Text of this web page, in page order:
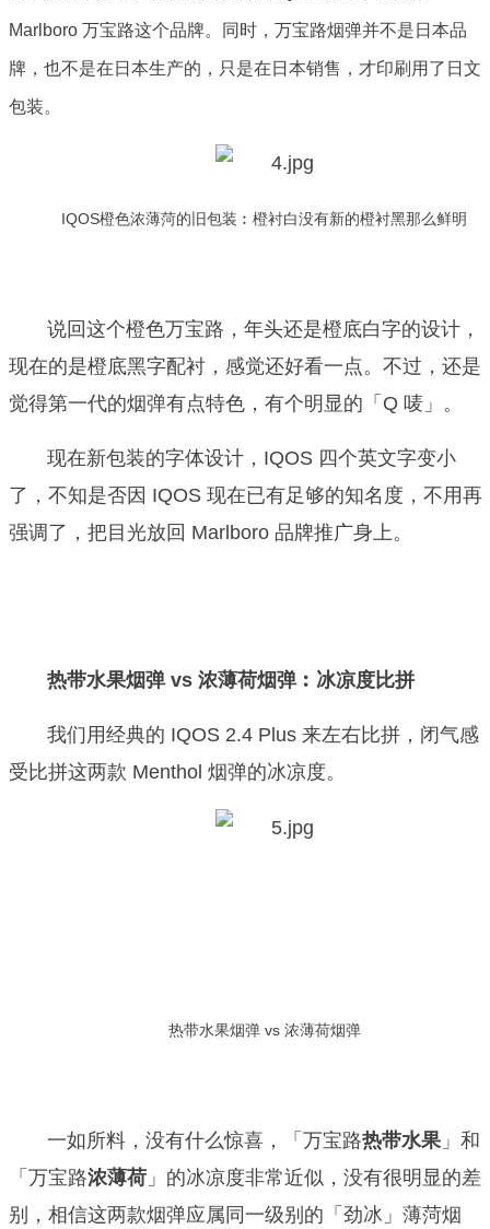
Marlboro 万宝路这个品牌。同时，万宝路烟弹并不是日本品
牌，也不是在日本生产的，只是在日本销售，才印刷用了日文
包装。
IQOS橙色浓薄菏的旧包装︰橙衬白没有新的橙衬黑那么鲜明
说回这个橙色万宝路，年头还是橙底白字的设计，
现在的是橙底黑字配衬，感觉还好看一点。不过，还是
觉得第一代的烟弹有点特色，有个明显的「Q 唛」。
现在新包装的字体设计，IQOS 四个英文字变小
了，不知是否因 IQOS 现在已有足够的知名度，不用再
强调了，把目光放回 Marlboro 品牌推广身上。
热带水果烟弹vs 浓薄荷烟弹︰冰凉度比拼
我们用经典的 IQOS 2.4 Plus 来左右比拼，闭气感
受比拼这两款 Menthol 烟弹的冰凉度。
热带水果烟弹 vs 浓薄荷烟弹
一如所料，没有什么惊喜，「万宝路热带水果」和
「万宝路浓薄荷」的冰凉度非常近似，没有很明显的差
别，相信这两款烟弹应属同一级别的「劲冰」薄菏烟